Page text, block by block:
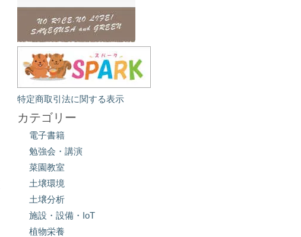
特定商取引法に関する表示
カテゴリー
電子書籍
勉強会・講演
菜園教室
土壌環境
土壌分析
施設・設備・IoT
植物栄養